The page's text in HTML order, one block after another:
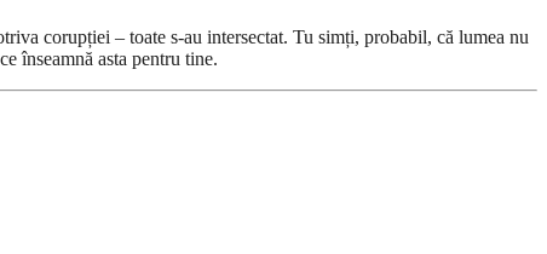
corupției – toate s-au intersectat. Tu simți, probabil, că lumea nu
înseamnă asta pentru tine.